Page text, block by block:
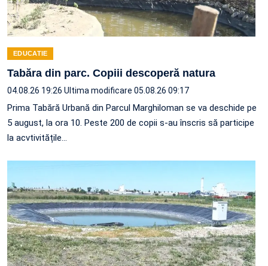
EDUCATIE
Tabăra din parc. Copiii descoperă natura
04.08.26 19:26 Ultima modificare 05.08.26 09:17
Prima Tabără Urbană din Parcul Marghiloman se va deschide pe
5 august, la ora 10. Peste 200 de copii s-au înscris să participe
la acvtivitățile…